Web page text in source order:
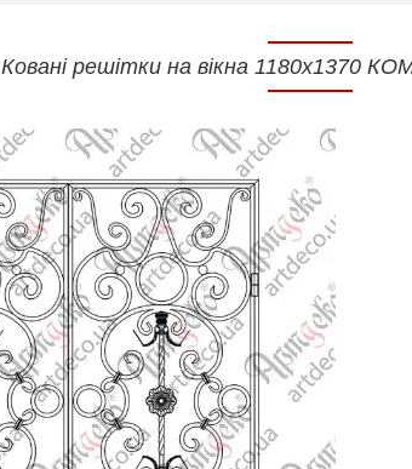
Ковані решітки на вікна 1180х1370